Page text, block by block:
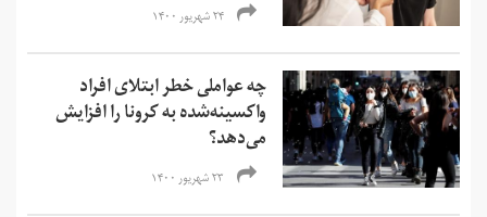
۲۴ شهریور ۱۴۰۰
چه عواملی خطر ابتلای افراد
واکسینه‌شده به کرونا را افزایش
می‌دهد؟
۲۳ شهریور ۱۴۰۰